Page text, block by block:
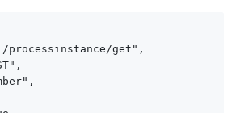
processinstance/get",